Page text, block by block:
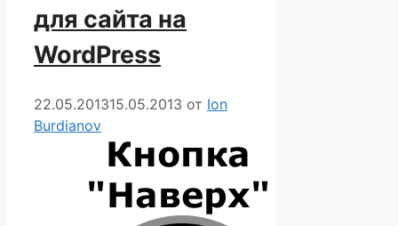
для сайта на
WordPress
22.05.201315.05.2013 от Ion
Burdianov